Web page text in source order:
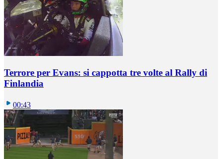
Terrore per Evans: si cappotta tre volte al Rally di
Finlandia
00:43